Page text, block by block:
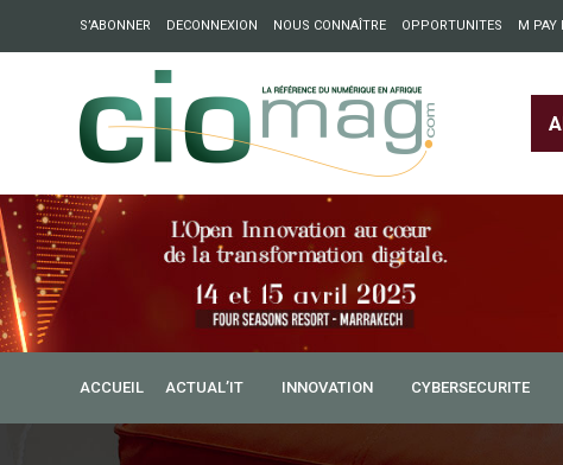
S’ABONNER DECONNEXION NOUS CONNAÎTRE OPPORTUNITES M PAY
: Partech Shaker lance Chapter54 pour créer des ponts
ACCUEIL ACTUAL’IT INNOVATION CYBERSECURITE